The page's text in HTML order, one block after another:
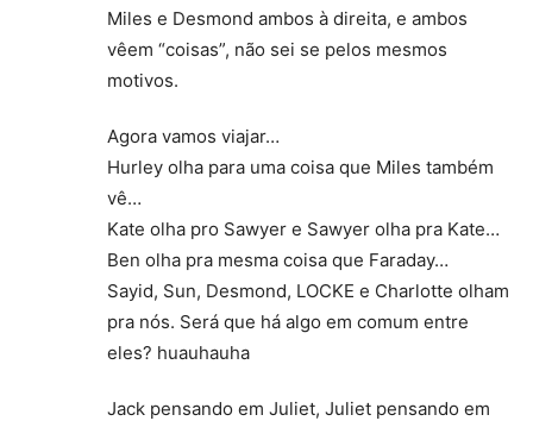
Miles e Desmond ambos à direita, e ambos
vêem “coisas”, não sei se pelos mesmos
motivos.
Agora vamos viajar…
Hurley olha para uma coisa que Miles também
vê…
Kate olha pro Sawyer e Sawyer olha pra Kate…
Ben olha pra mesma coisa que Faraday…
Sayid, Sun, Desmond, LOCKE e Charlotte olham
pra nós. Será que há algo em comum entre
eles? huauhauha
Jack pensando em Juliet, Juliet pensando em